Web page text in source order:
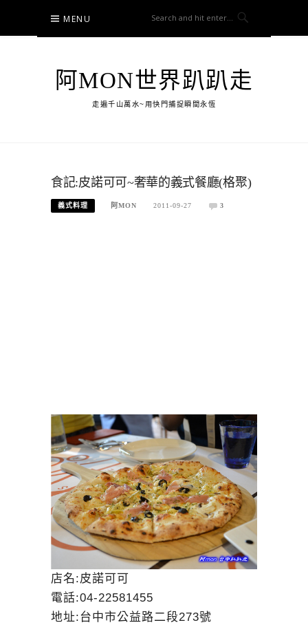
content
MENU
阿MON世界趴趴走
走遍千山萬水~用快門捕捉瞬間永恆
食記:皮諾可可~奢華的義式餐廳(格聚)
義式料理 阿MON 2011-09-27 3
店名:皮諾可可
電話:04-22581455
地址:台中市公益路二段273號